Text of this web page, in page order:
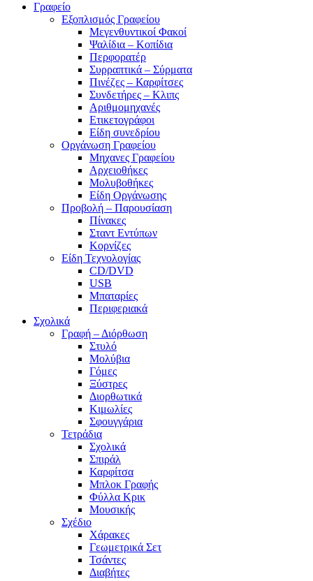
Γραφείο
Εξοπλισμός Γραφείου
Μεγενθυντικοί Φακοί
Ψαλίδια – Κοπίδια
Περφορατέρ
Συρραπτικά – Σύρματα
Πινέζες – Καρφίτσες
Συνδετήρες – Κλιπς
Αριθμομηχανές
Ετικετογράφοι
Είδη συνεδρίου
Οργάνωση Γραφείου
Μηχανες Γραφείου
Αρχειοθήκες
Μολυβοθήκες
Είδη Οργάνωσης
Προβολή – Παρουσίαση
Πίνακες
Σταντ Εντύπων
Κορνίζες
Είδη Τεχνολογίας
CD/DVD
USB
Μπαταρίες
Περιφεριακά
Σχολικά
Γραφή – Διόρθωση
Στυλό
Μολύβια
Γόμες
Ξύστρες
Διορθωτικά
Κιμωλίες
Σφουγγάρια
Τετράδια
Σχολικά
Σπιράλ
Καρφίτσα
Μπλοκ Γραφής
Φύλλα Κρικ
Μουσικής
Σχέδιο
Χάρακες
Γεωμετρικά Σετ
Τσάντες
Διαβήτες